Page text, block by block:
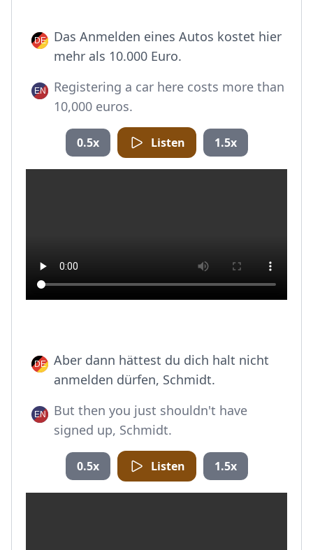
Das Anmelden eines Autos kostet hier
mehr als 10.000 Euro.
Registering a car here costs more than
10,000 euros.
0.5x Listen 1.5x
Aber dann hättest du dich halt nicht
anmelden dürfen, Schmidt.
But then you just shouldn't have
signed up, Schmidt.
0.5x Listen 1.5x